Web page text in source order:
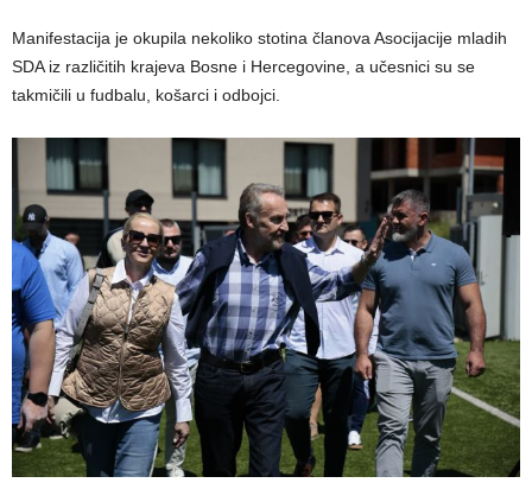
Manifestacija je okupila nekoliko stotina članova Asocijacije mladih
SDA iz različitih krajeva Bosne i Hercegovine, a učesnici su se
takmičili u fudbalu, košarci i odbojci.